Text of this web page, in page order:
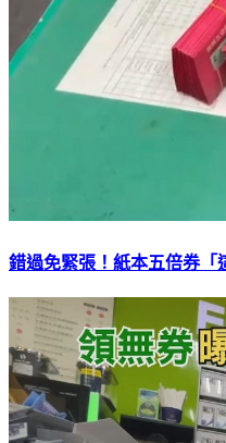
錯過免緊張！紙本五倍券